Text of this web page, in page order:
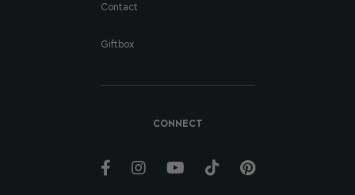
Contact
Giftbox
CONNECT